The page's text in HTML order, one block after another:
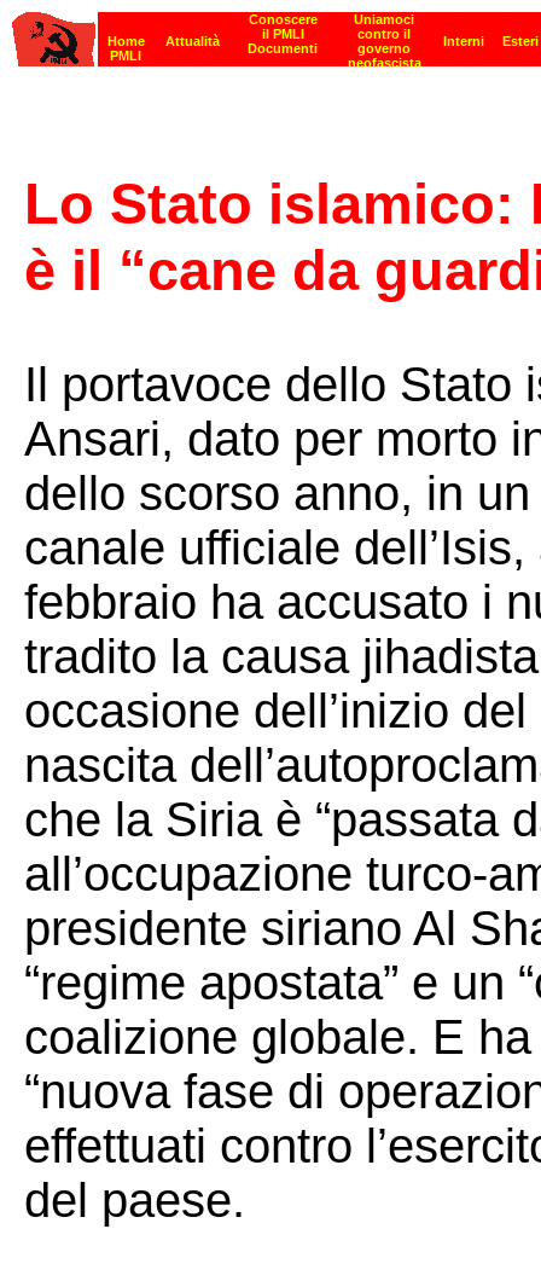
Lo Stato islamico:
è il “cane da
Il portavoce dello Stato
Ansari, dato per morto
dello scorso anno, in
canale ufficiale
febbraio ha accusato i
tradito la causa
occasione dell’inizio
nascita
che la Siria è “passata
all’occupazione turco-
presidente siriano Al
“regime apostata” e un
coalizione globale. E
“nuova fase di
effettuati contro
del paese.